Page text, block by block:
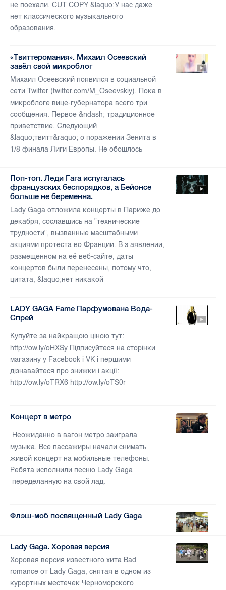
не поехали. CUT COPY &laquo;У нас даже
нет классического музыкального
образования.
«Твиттеромания». Михаил Осеевский
завёл свой микроблог
Михаил Осеевский появился в социальной
сети Twitter (twitter.com/M_Oseevskiy). Пока в
микроблоге вице-губернатора всего три
сообщения. Первое &ndash; традиционное
приветствие. Следующий
&laquo;твитт&raquo; о поражении Зенита в
1/8 финала Лиги Европы. Не обошлось
Поп-топ. Леди Гага испугалась
французских беспорядков, а Бейонсе
больше не беременна.
Lady Gaga отложила концерты в Париже до
декабря, сославшись на "технические
трудности", вызванные масштабными
акциями протеста во Франции. В з аявлении,
размещенном на её веб-сайте, даты
концертов были перенесены, потому что,
цитата, &laquo;нет никакой
LADY GAGA Fame Парфумована Вода-
Спрей
Купуйте за найкращою ціною тут:
http://ow.ly/oHXSy Підписуйтеся на сторінки
магазину у Facebook i VK і першими
дізнавайтеся про знижки і акції:
http://ow.ly/oTRX6 http://ow.ly/oTS0r
Концерт в метро
Неожиданно в вагон метро заиграла
музыка. Все пассажиры начали снимать
живой концерт на мобильные телефоны.
Ребята исполнили песню Lady Gaga
переделанную на свой лад.
Флэш-моб посвященный Lady Gaga
Lady Gaga. Хоровая версия
Хоровая версия известного хита Bad
romance от Lady Gaga, снятая в одном из
курортных местечек Черноморского